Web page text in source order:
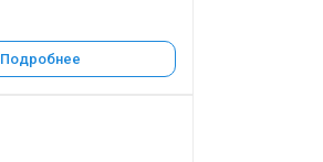
Подробнее